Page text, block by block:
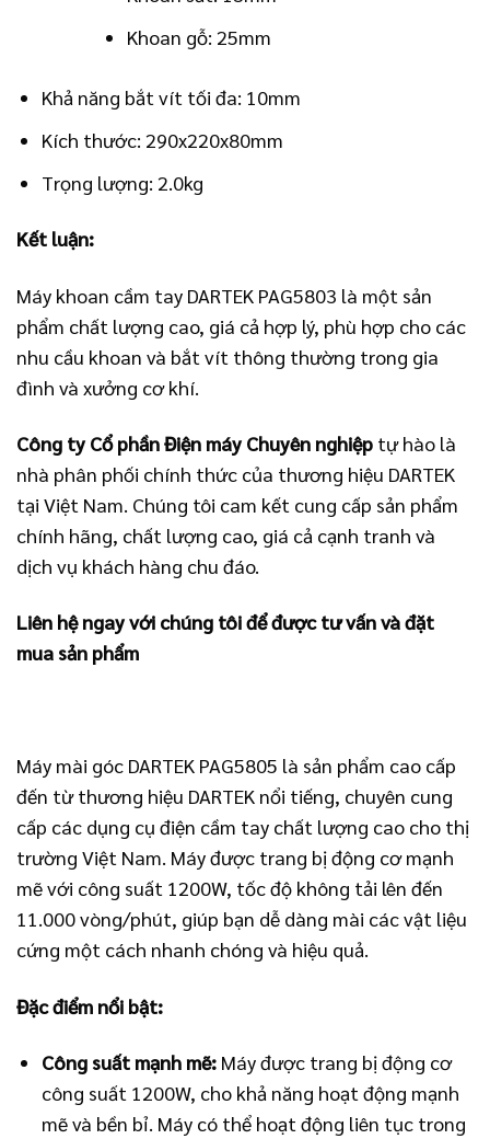
Khoan gỗ: 25mm
Khả năng bắt vít tối đa: 10mm
Kích thước: 290x220x80mm
Trọng lượng: 2.0kg
Kết luận:
Máy khoan cầm tay DARTEK PAG5803 là một sản
phẩm chất lượng cao, giá cả hợp lý, phù hợp cho các
nhu cầu khoan và bắt vít thông thường trong gia
đình và xưởng cơ khí.
Công ty Cổ phần Điện máy Chuyên nghiệp tự hào là
nhà phân phối chính thức của thương hiệu DARTEK
tại Việt Nam. Chúng tôi cam kết cung cấp sản phẩm
chính hãng, chất lượng cao, giá cả cạnh tranh và
dịch vụ khách hàng chu đáo.
Liên hệ ngay với chúng tôi để được tư vấn và đặt
mua sản phẩm
Máy mài góc DARTEK PAG5805 là sản phẩm cao cấp
đến từ thương hiệu DARTEK nổi tiếng, chuyên cung
cấp các dụng cụ điện cầm tay chất lượng cao cho thị
trường Việt Nam. Máy được trang bị động cơ mạnh
mẽ với công suất 1200W, tốc độ không tải lên đến
11.000 vòng/phút, giúp bạn dễ dàng mài các vật liệu
cứng một cách nhanh chóng và hiệu quả.
Đặc điểm nổi bật:
Công suất mạnh mẽ: Máy được trang bị động cơ
công suất 1200W, cho khả năng hoạt động mạnh
mẽ và bền bỉ. Máy có thể hoạt động liên tục trong